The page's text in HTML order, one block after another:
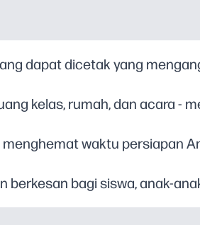
dapat dicetak yang
kelas, rumah, dan acara -
waktu persiapan
bagi siswa, anak-